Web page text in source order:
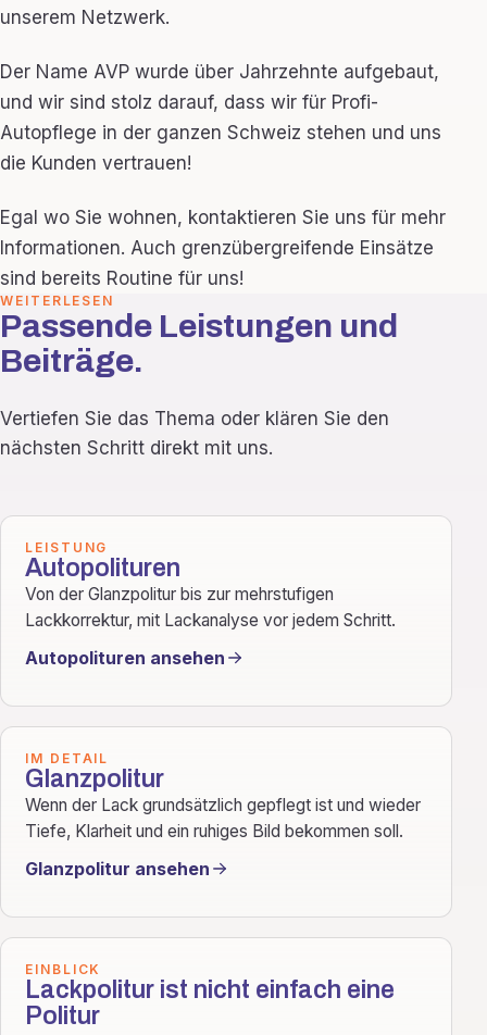
unserem Netzwerk.
Der Name AVP wurde über Jahrzehnte aufgebaut,
und wir sind stolz darauf, dass wir für Profi-
Autopflege in der ganzen Schweiz stehen und uns
die Kunden vertrauen!
Egal wo Sie wohnen, kontaktieren Sie uns für mehr
Informationen. Auch grenzübergreifende Einsätze
sind bereits Routine für uns!
WEITERLESEN
Passende Leistungen und
Beiträge.
Vertiefen Sie das Thema oder klären Sie den
nächsten Schritt direkt mit uns.
LEISTUNG
Autopolituren
Von der Glanzpolitur bis zur mehrstufigen
Lackkorrektur, mit Lackanalyse vor jedem Schritt.
Autopolituren ansehen
IM DETAIL
Glanzpolitur
Wenn der Lack grundsätzlich gepflegt ist und wieder
Tiefe, Klarheit und ein ruhiges Bild bekommen soll.
Glanzpolitur ansehen
EINBLICK
Lackpolitur ist nicht einfach eine
Politur